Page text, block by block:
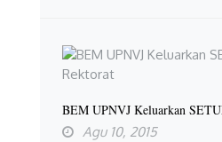
BEM UPNVJ Keluarkan
Agu 10, 2015